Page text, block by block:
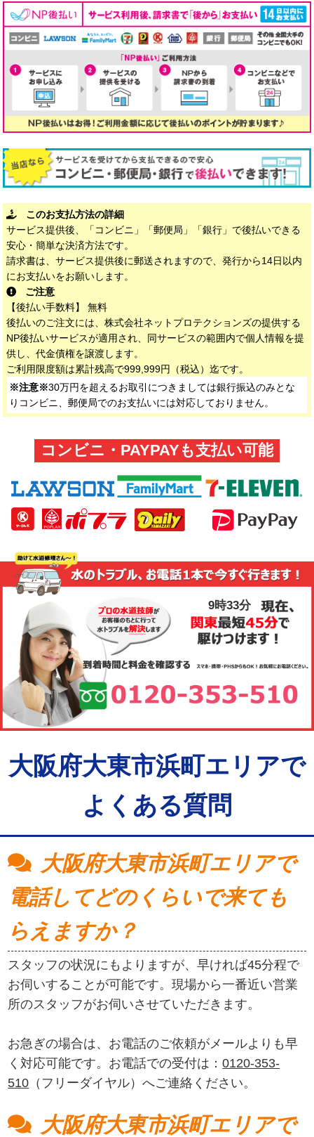
このお支払方法の詳細
サービス提供後、「コンビニ」「郵便局」「銀行」で後払いできる
安心・簡単な決済方法です。
請求書は、サービス提供後に郵送されますので、発行から14日以内
にお支払いをお願いします。
ご注意
【後払い手数料】 無料
後払いのご注文には、株式会社ネットプロテクションズの提供する
NP後払いサービスが適用され、同サービスの範囲内で個人情報を提
供し、代金債権を譲渡します。
ご利用限度額は累計残高で999,999円（税込）迄です。
※注意※30万円を超えるお取引につきましては銀行振込のみとな
りコンビニ、郵便局でのお支払いには対応しておりません。
コンビニ・PAYPAYも支払い可能
9時33分
大阪府大東市浜町エリアで
よくある質問
大阪府大東市浜町エリアで
電話してどのくらいで来ても
らえますか？
スタッフの状況にもよりますが、早ければ45分程で
お伺いすることが可能です。現場から一番近い営業
所のスタッフがお伺いさせていただきます。
お急ぎの場合は、お電話のご依頼がメールよりも早
く対応可能です。お電話での受付は：0120-353-
510 （フリーダイヤル）へご連絡ください。
大阪府大東市浜町エリアで